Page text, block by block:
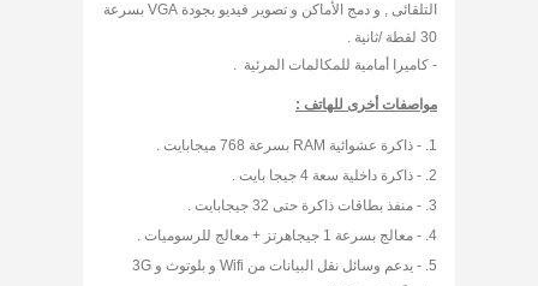
التلقائى , و دمج الأماكن و تصوير فيديو بجودة VGA بسرعة
30 لقطة /ثانية .
- كاميرا أمامية للمكالمات المرئية .
مواصفات أخرى للهاتف :
- ذاكرة عشوائية RAM بسرعة 768 ميجابايت .
- ذاكرة داخلية سعة 4 جيجا بايت .
- منفذ بطاقات ذاكرة حتى 32 جيجابايت .
- معالج بسرعة 1 جيجاهرتز + معالج للرسوميات .
- يدعم وسائل نقل البيانات من Wifi و بلوتوث و 3G